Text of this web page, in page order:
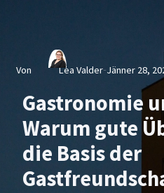
VonLea Valder Jänner 28,
Gastronomie
Warum gute
die Basis der